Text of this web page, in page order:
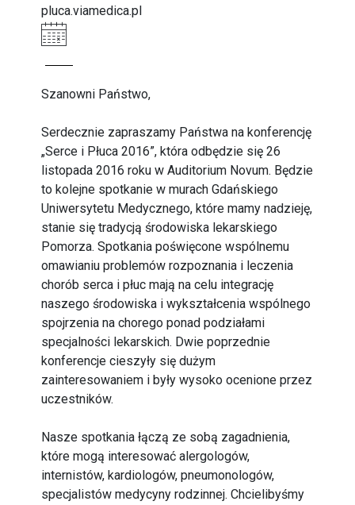
pluca.viamedica.pl
Szanowni Państwo,
Serdecznie zapraszamy Państwa na konferencję
„Serce i Płuca 2016”, która odbędzie się 26
listopada 2016 roku w Auditorium Novum. Będzie
to kolejne spotkanie w murach Gdańskiego
Uniwersytetu Medycznego, które mamy nadzieję,
stanie się tradycją środowiska lekarskiego
Pomorza. Spotkania poświęcone wspólnemu
omawianiu problemów rozpoznania i leczenia
chorób serca i płuc mają na celu integrację
naszego środowiska i wykształcenia wspólnego
spojrzenia na chorego ponad podziałami
specjalności lekarskich. Dwie poprzednie
konferencje cieszyły się dużym
zainteresowaniem i były wysoko ocenione przez
uczestników.
Nasze spotkania łączą ze sobą zagadnienia,
które mogą interesować alergologów,
internistów, kardiologów, pneumonologów,
specjalistów medycyny rodzinnej. Chcielibyśmy